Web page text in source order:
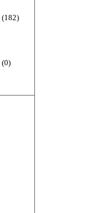
(182)
(0)